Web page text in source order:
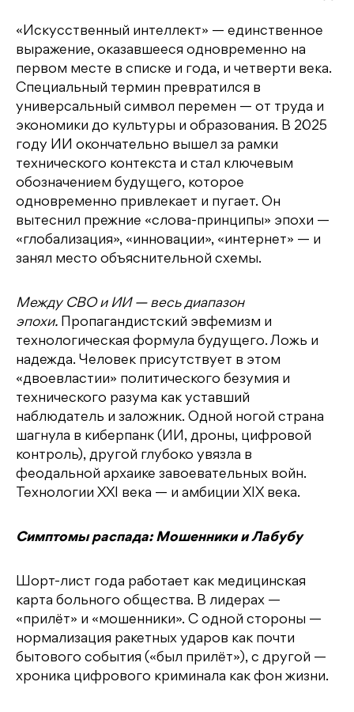
«Искусственный интеллект» — единственное
выражение, оказавшееся одновременно на
первом месте в списке и года, и четверти века.
Специальный термин превратился в
универсальный символ перемен — от труда и
экономики до культуры и образования. В 2025
году ИИ окончательно вышел за рамки
технического контекста и стал ключевым
обозначением будущего, которое
одновременно привлекает и пугает. Он
вытеснил прежние «слова-принципы» эпохи —
«глобализация», «инновации», «интернет» — и
занял место объяснительной схемы.
Между СВО и ИИ — весь диапазон
эпохи. Пропагандистский эвфемизм и
технологическая формула будущего. Ложь и
надежда. Человек присутствует в этом
«двоевластии» политического безумия и
технического разума как уставший
наблюдатель и заложник. Одной ногой страна
шагнула в киберпанк (ИИ, дроны, цифровой
контроль), другой глубоко увязла в
феодальной архаике завоевательных войн.
Технологии XXI века — и амбиции XIX века.
Симптомы распада: Мошенники и Лабубу
Шорт-лист года работает как медицинская
карта больного общества. В лидерах —
«прилёт» и «мошенники». С одной стороны —
нормализация ракетных ударов как почти
бытового события («был прилёт»), с другой —
хроника цифрового криминала как фон жизни.